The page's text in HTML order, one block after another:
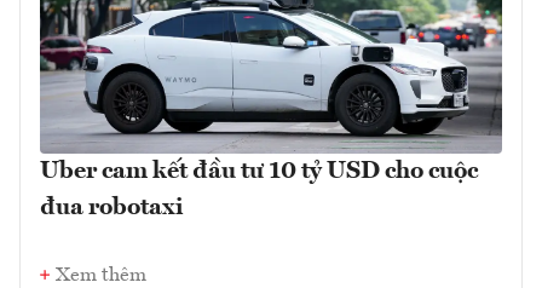
Uber cam kết đầu tư 10 tỷ USD cho cuộc
đua robotaxi
Xem thêm